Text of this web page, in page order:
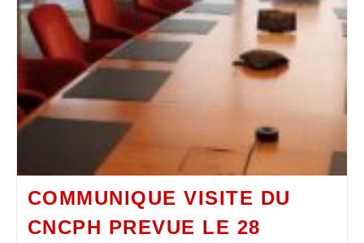
COMMUNIQUE VISITE DU
CNCPH PREVUE LE 28